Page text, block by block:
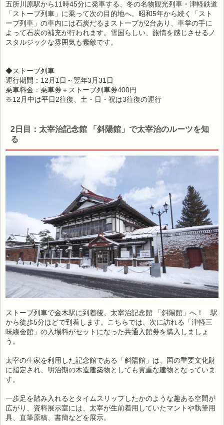
五所川原駅から11時45分に発車する、冬の名物観光列車・津軽鉄道
「ストーブ列車」に乗って次の目的地へ。昭和5年から続く「スト
ーブ列車」の車内には石炭だるまストーブが2台あり、車掌の手に
よって石炭の補充が行われます。雪国らしい、旅情を感じさせるノ
スタルジックな雰囲気も素敵です。
◆ストーブ列車
運行期間：12月1日～翌年3月31日
乗車料金：乗車券＋ストーブ列車券400円
※12月中は平日2往復、土・日・祝は3往復の運行
2日目：太宰治記念館 「斜陽館」で太宰治のルーツを知
る
ストーブ列車で金木駅に到着後、太宰治記念館 「斜陽館」へ！ 駅
から徒歩5分ほどで到着します。こちらでは、次に訪れる「津軽三
味線会館」の入場料がセットになった共通入館券を購入しましょ
う。
太宰の生家を利用した記念館である「斜陽館」は、国の重要文化財
に指定され、明治期の木造建築物としても貴重な建物となっていま
す。
一歩足を踏み入れるとタイムスリップしたかのような趣ある空間が
広がり、資料展示室には、太宰が生前着用していたマントや執筆用
具、直筆原稿、書簡などを展示。